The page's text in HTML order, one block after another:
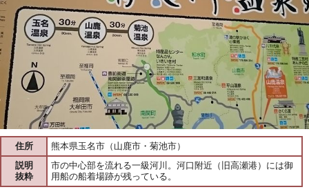
住所
熊本県玉名市（山鹿市・菊池市）
説明
抜粋
市の中心部を流れる一級河川。河口附近（旧高瀬港）には御
用船の船着場跡が残っている。